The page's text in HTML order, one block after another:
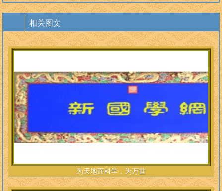
相关图文
为天地而科学，为万世